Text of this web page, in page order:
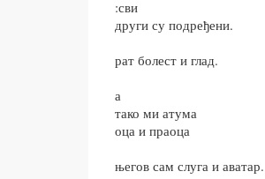
:сви
други су подређени.
рат болест и глад.
а
тако ми атума
оца и праоца
његов сам слуга и аватар.